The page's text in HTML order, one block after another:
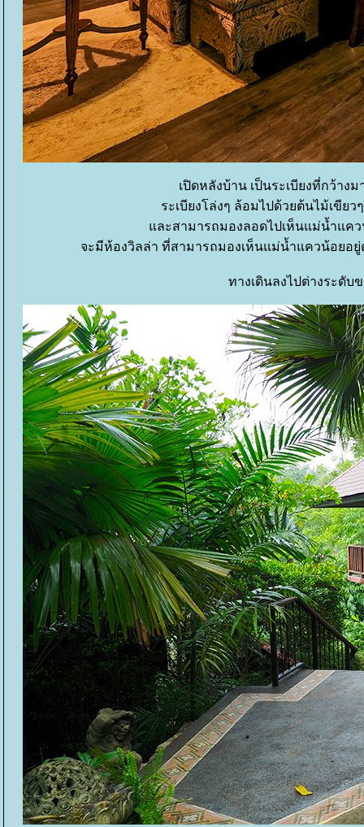
เปิดหลังบ้าน เป็นระเบียงที่กว้าง
ระเบียงโล่งๆ ล้อมไปด้วยต้นไม้เขีย
ละสามารถมองลอดไปเห็นแม่น้ำแคว
จะมีห้องวิลล่า ที่สามารถมองเห็นแม่น้ำแควน้อยอ
ทางเดินลงไปต่างระดั